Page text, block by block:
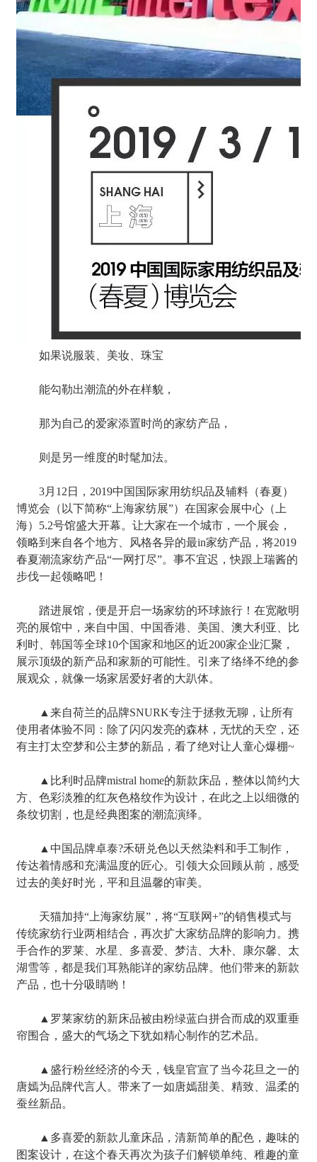
如果说服装、美妆、珠宝
能勾勒出潮流的外在样貌，
那为自己的爱家添置时尚的家纺产品，
则是另一维度的时髦加法。
3月12日，2019中国国际家用纺织品及辅料（春夏）
博览会（以下简称“上海家纺展”）在国家会展中心（上
海）5.2号馆盛大开幕。让大家在一个城市，一个展会，
领略到来自各个地方、风格各异的最in家纺产品，将2019
春夏潮流家纺产品“一网打尽”。事不宜迟，快跟上瑞酱的
步伐一起领略吧！
踏进展馆，便是开启一场家纺的环球旅行！在宽敞明
亮的展馆中，来自中国、中国香港、美国、澳大利亚、比
利时、韩国等全球10个国家和地区的近200家企业汇聚，
展示顶级的新产品和家新的可能性。引来了络绎不绝的参
展观众，就像一场家居爱好者的大趴体。
▲来自荷兰的品牌SNURK专注于拯救无聊，让所有
使用者体验不同：除了闪闪发亮的森林，无忧的天空，还
有主打太空梦和公主梦的新品，看了绝对让人童心爆棚~
▲比利时品牌mistral home的新款床品，整体以简约大
方、色彩淡雅的红灰色格纹作为设计，在此之上以细微的
条纹切割，也是经典图案的潮流演绎。
▲中国品牌卓泰?禾研兑色以天然染料和手工制作，
传达着情感和充满温度的匠心。引领大众回顾从前，感受
过去的美好时光，平和且温馨的审美。
天猫加持“上海家纺展”，将“互联网+”的销售模式与
传统家纺行业两相结合，再次扩大家纺品牌的影响力。携
手合作的罗莱、水星、多喜爱、梦洁、大朴、康尔馨、太
湖雪等，都是我们耳熟能详的家纺品牌。他们带来的新款
产品，也十分吸睛哟！
▲罗莱家纺的新床品被由粉绿蓝白拼合而成的双重垂
帘围合，盛大的气场之下犹如精心制作的艺术品。
▲盛行粉丝经济的今天，钱皇官宣了当今花旦之一的
唐嫣为品牌代言人。带来了一如唐嫣甜美、精致、温柔的
蚕丝新品。
▲多喜爱的新款儿童床品，清新简单的配色，趣味的
图案设计，在这个春天再次为孩子们解锁单纯、稚趣的童